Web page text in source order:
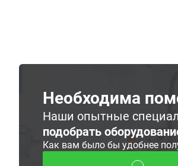
Необходима
Наши опытные
подобрать
Как вам было бы удобнее